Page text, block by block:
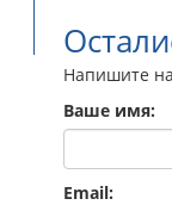
Напишите
Ваше имя:
Email: